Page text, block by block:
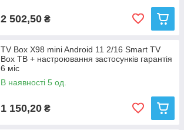
2 502,50 ₴
TV Box X98 mini Android 11 2/16 Smart TV
Box ТВ + настроювання застосунків гарантія
6 міс
В наявності 5 од.
1 150,20 ₴